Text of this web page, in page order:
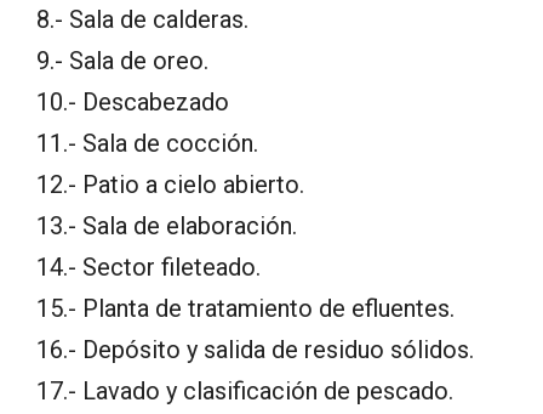
8.- Sala de calderas.
9.- Sala de oreo.
10.- Descabezado
11.- Sala de cocción.
12.- Patio a cielo abierto.
13.- Sala de elaboración.
14.- Sector fileteado.
15.- Planta de tratamiento de efluentes.
16.- Depósito y salida de residuo sólidos.
17.- Lavado y clasificación de pescado.